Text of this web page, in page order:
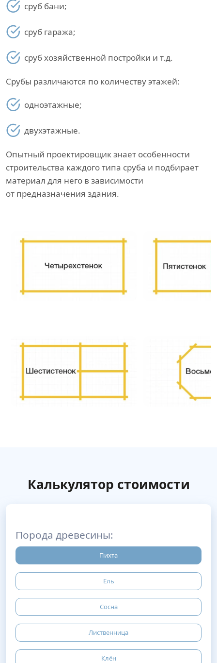
сруб бани;
сруб гаража;
сруб хозяйственной постройки и т.д.
Срубы различаются по количеству этажей:
одноэтажные;
двухэтажные.
Опытный проектировщик знает особенности
строительства каждого типа сруба и подбирает
материал для него в зависимости
от предназначения здания.
Калькулятор стоимости
Порода древесины:
Пихта
Ель
Сосна
Лиственница
Клён